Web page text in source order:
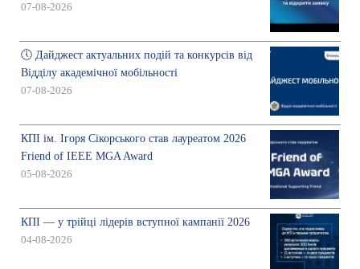
07-08-2026
🕔 Дайджест актуальних подій та конкурсів від
Відділу академічної мобільності
07-08-2026
КПІ ім. Ігоря Сікорського став лауреатом 2026
Friend of IEEE MGA Award
05-08-2026
КПІ — у трійці лідерів вступної кампанії 2026
04-08-2026